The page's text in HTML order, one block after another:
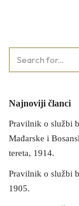
Najnoviji članci
Pravilnik o službi
Mađarske i
tereta, 1914.
Pravilnik o službi
1905.